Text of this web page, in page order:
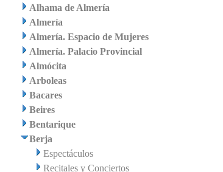
Alhama de Almería
Almería
Almería. Espacio de Mujeres
Almería. Palacio Provincial
Almócita
Arboleas
Bacares
Beires
Bentarique
Berja
Espectáculos
Recitales y Conciertos